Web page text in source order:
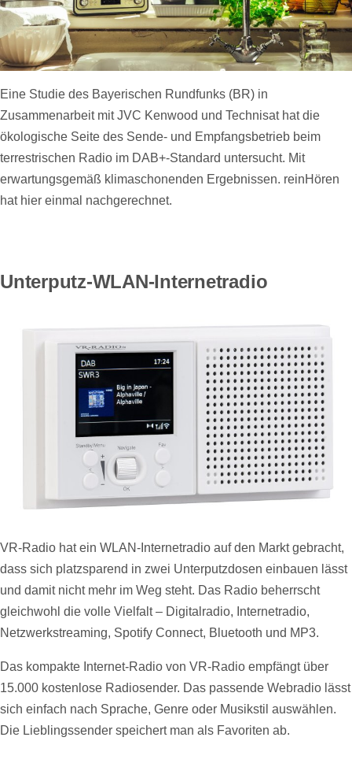
Eine Studie des Bayerischen Rundfunks (BR) in
Zusammenarbeit mit JVC Kenwood und Technisat hat die
ökologische Seite des Sende- und Empfangsbetrieb beim
terrestrischen Radio im DAB+-Standard untersucht. Mit
erwartungsgemäß klimaschonenden Ergebnissen. reinHören
hat hier einmal nachgerechnet.
Unterputz-WLAN-Internetradio
VR-Radio hat ein WLAN-Internetradio auf den Markt gebracht,
dass sich platzsparend in zwei Unterputzdosen einbauen lässt
und damit nicht mehr im Weg steht. Das Radio beherrscht
gleichwohl die volle Vielfalt – Digitalradio, Internetradio,
Netzwerkstreaming, Spotify Connect, Bluetooth und MP3.
Das kompakte Internet-Radio von VR-Radio empfängt über
15.000 kostenlose Radiosender. Das passende Webradio lässt
sich einfach nach Sprache, Genre oder Musikstil auswählen.
Die Lieblingssender speichert man als Favoriten ab.